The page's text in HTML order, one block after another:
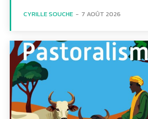
CYRILLE SOUCHE - 7 AOÛT 2026